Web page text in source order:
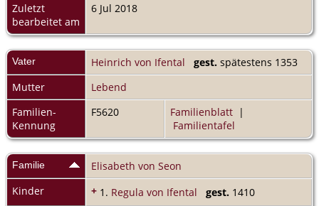
Zuletzt
bearbeitet am
6 Jul 2018
Vater Heinrich von Ifental gest. spätestens 1353
Mutter
Lebend
Familien-
Kennung
F5620 Familienblatt |
Familientafel
Familie
Elisabeth von Seon
Kinder
+ 1. Regula von Ifental gest. 1410